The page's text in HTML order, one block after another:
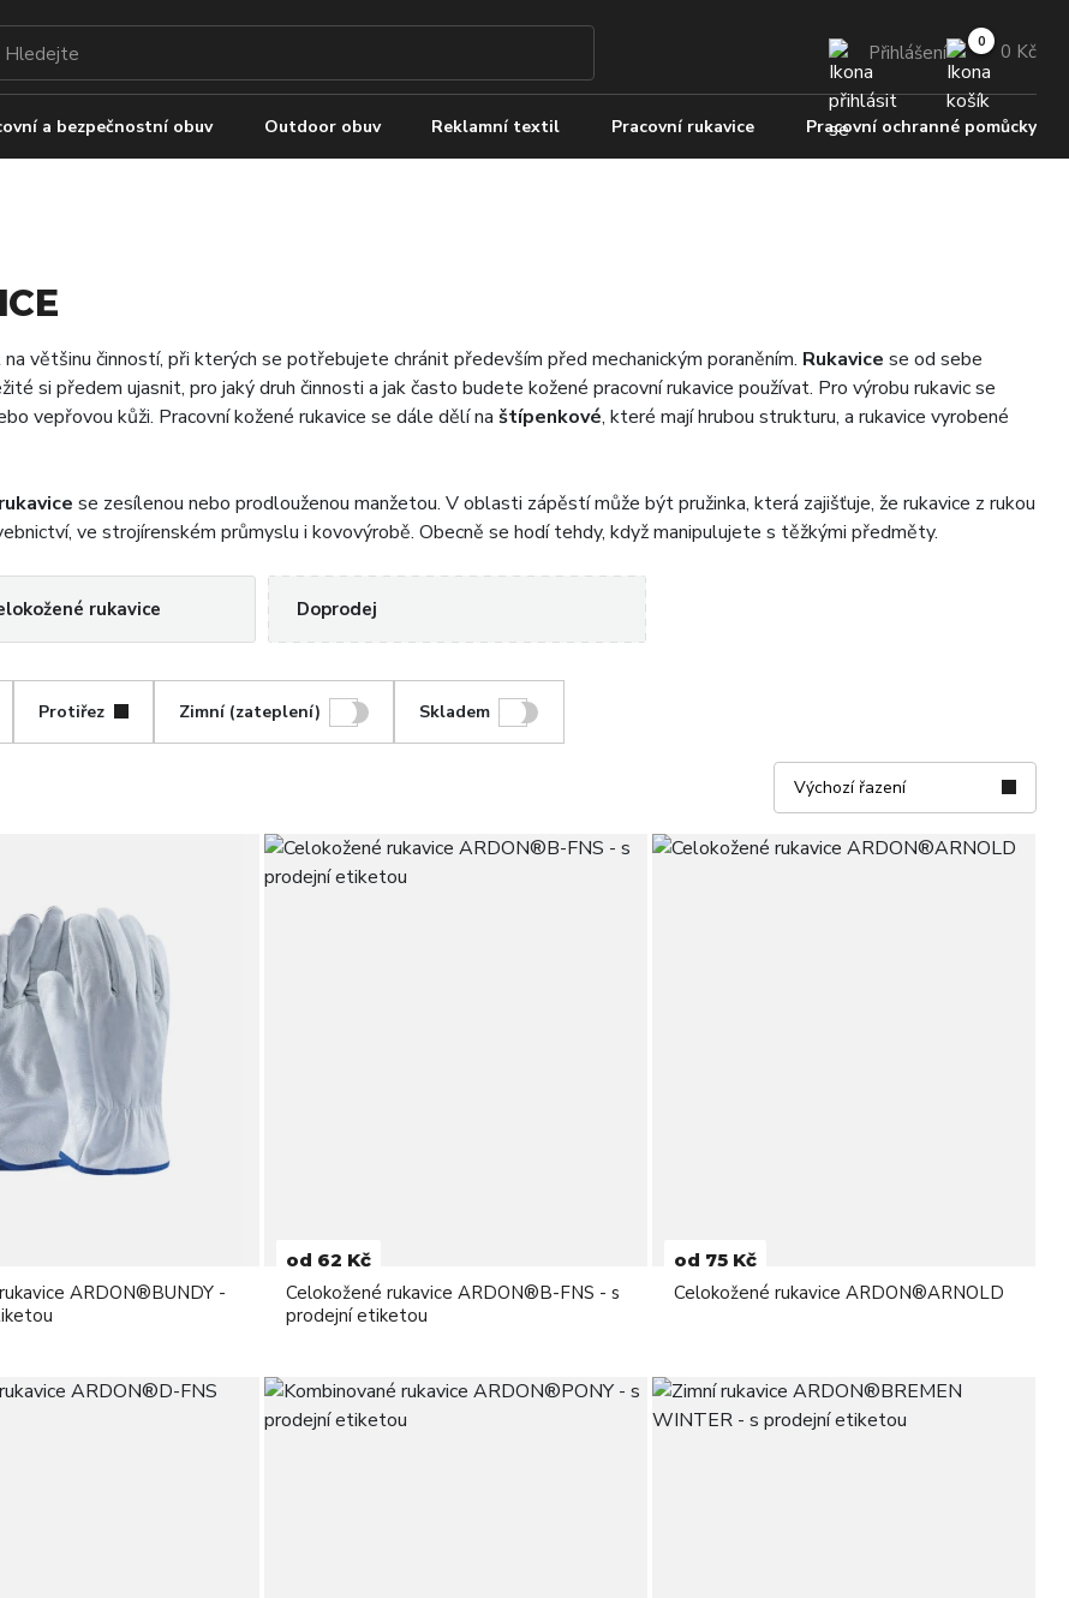
Přihlášení 0 Kč
a bezpečnostní obuv Outdoor obuv Reklamní textil Pracovní rukavice Pracovní ochranné pomůcky
většinu činností, při kterých se potřebujete chránit především před mechanickým poraněním. Rukavice se od sebe
si předem ujasnit, pro jaký druh činnosti a jak často budete kožené pracovní rukavice používat. Pro výrobu rukavic se
vepřovou kůži. Pracovní kožené rukavice se dále dělí na štípenkové, které mají hrubou strukturu, a rukavice vyrobené
se zesílenou nebo prodlouženou manžetou. V oblasti zápěstí může být pružinka, která zajišťuje, že rukavice z rukou
ve strojírenském průmyslu i kovovýrobě. Obecně se hodí tehdy, když manipulujete s těžkými předměty.
rukavice Doprodej
Protiřez Zimní (zateplení) Skladem
Výchozí řazení
ARDON®BUNDY -
od 62 Kč
Celokožené rukavice ARDON®B-FNS - s
prodejní etiketou
od 75 Kč
Celokožené rukavice ARDON®ARNOLD